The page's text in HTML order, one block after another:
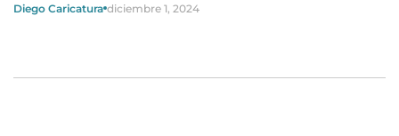
Diego Caricatura diciembre 1, 2024